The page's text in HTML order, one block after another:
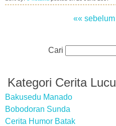
«« sebelum
Cari
Kategori Cerita Lucu
Bakusedu Manado
Bobodoran Sunda
Cerita Humor Batak